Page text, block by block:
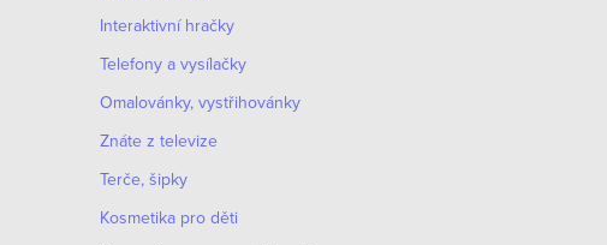
Interaktivní hračky
Telefony a vysílačky
Omalovánky, vystřihovánky
Znáte z televize
Terče, šipky
Kosmetika pro děti